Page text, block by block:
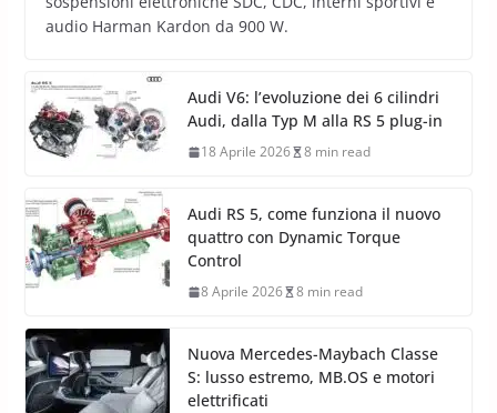
audio Harman Kardon da 900 W.
Audi V6: l’evoluzione dei 6 cilindri
Audi, dalla Typ M alla RS 5 plug-in
18 Aprile 2026 8 min read
Audi RS 5, come funziona il nuovo
quattro con Dynamic Torque
Control
8 Aprile 2026 8 min read
Nuova Mercedes-Maybach Classe
S: lusso estremo, MB.OS e motori
elettrificati